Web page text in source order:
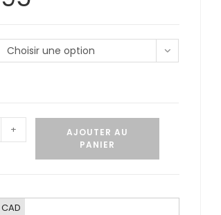
Choisir une option
+
AJOUTER AU
PANIER